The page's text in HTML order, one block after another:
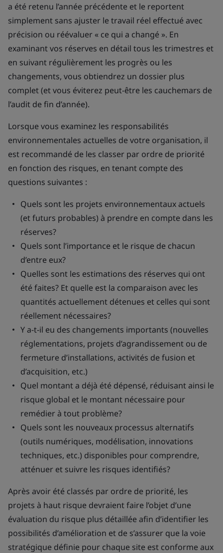
a été retenu l’année précédente et le reportent
simplement sans ajuster le travail réel effectué avec
précision ou réévaluer « ce qui a changé ». En
examinant vos réserves en détail tous les trimestres et
en suivant régulièrement les progrès ou les
changements, vous obtiendrez un dossier plus
complet (et vous éviterez peut-être les cauchemars de
l’audit de fin d’année).
Lorsque vous examinez les responsabilités
environnementales actuelles de votre organisation, il
est recommandé de les classer par ordre de priorité
en fonction des risques, en tenant compte des
questions suivantes :
Quels sont les projets environnementaux actuels
(et futurs probables) à prendre en compte dans les
réserves?
Quels sont l’importance et le risque de chacun
d’entre eux?
Quelles sont les estimations des réserves qui ont
été faites? Et quelle est la comparaison avec les
quantités actuellement détenues et celles qui sont
réellement nécessaires?
Y a-t-il eu des changements importants (nouvelles
réglementations, projets d’agrandissement ou de
fermeture d’installations, activités de fusion et
d’acquisition, etc.)
Quel montant a déjà été dépensé, réduisant ainsi le
risque global et le montant nécessaire pour
remédier à tout problème?
Quels sont les nouveaux processus alternatifs
(outils numériques, modélisation, innovations
techniques, etc.) disponibles pour comprendre,
atténuer et suivre les risques identifiés?
Après avoir été classés par ordre de priorité, les
projets à haut risque devraient faire l’objet d’une
évaluation du risque plus détaillée afin d’identifier les
possibilités d’amélioration et de s’assurer que la voie
stratégique définie pour chaque site est conforme aux